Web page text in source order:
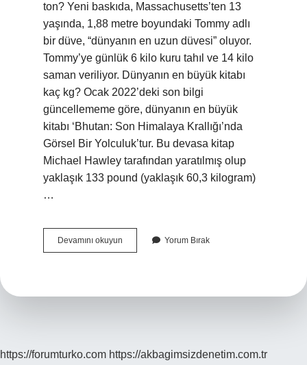
ton? Yeni baskıda, Massachusetts’ten 13
yaşında, 1,88 metre boyundaki Tommy adlı
bir düve, “dünyanın en uzun düvesi” oluyor.
Tommy’ye günlük 6 kilo kuru tahıl ve 14 kilo
saman veriliyor. Dünyanın en büyük kitabı
kaç kg? Ocak 2022’deki son bilgi
güncellememe göre, dünyanın en büyük
kitabı ‘Bhutan: Son Himalaya Krallığı’nda
Görsel Bir Yolculuk’tur. Bu devasa kitap
Michael Hawley tarafından yaratılmış olup
yaklaşık 133 pound (yaklaşık 60,3 kilogram)
…
Devamını okuyun Dünyanın
En
Yorum Bırak
https://forumturko.com https://akbagimsizdenetim.com.tr